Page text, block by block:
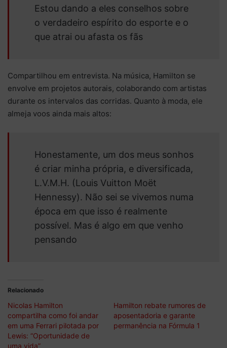
Estou dando a eles conselhos sobre
o verdadeiro espírito do esporte e o
que atrai ou afasta os fãs
Compartilhou em entrevista. Na música, Hamilton se
envolve em projetos autorais, colaborando com artistas
durante os intervalos das corridas. Quanto à moda, ele
almeja voos ainda mais altos:
Honestamente, um dos meus sonhos
é criar minha própria, e diversificada,
L.V.M.H. (Louis Vuitton Moët
Hennessy). Não sei se vivemos numa
época em que isso é realmente
possível. Mas é algo em que venho
pensando
Relacionado
Nicolas Hamilton
compartilha como foi andar
em uma Ferrari pilotada por
Lewis: “Oportunidade de
uma vida”
Hamilton rebate rumores de
aposentadoria e garante
permanência na Fórmula 1